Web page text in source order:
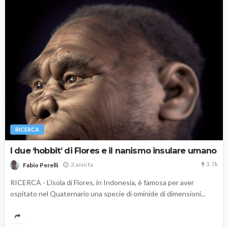
RICERCA
I due ‘hobbit’ di Flores e il nanismo insulare umano
Fabio Perelli 3 anni fa 3.7k
RICERCA - L’isola di Flores, in Indonesia, è famosa per aver
ospitato nel Quaternario una specie di ominide di dimensioni...